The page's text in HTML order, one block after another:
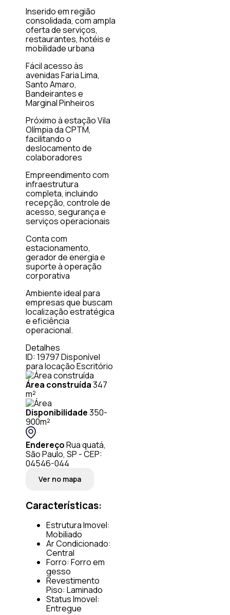
Inserido em região
consolidada, com ampla
oferta de serviços,
restaurantes, hotéis e
mobilidade urbana
Fácil acesso às
avenidas Faria Lima,
Santo Amaro,
Bandeirantes e
Marginal Pinheiros
Próximo à estação Vila
Olímpia da CPTM,
facilitando o
deslocamento de
colaboradores
Empreendimento com
infraestrutura
completa, incluindo
recepção, controle de
acesso, segurança e
serviços operacionais
Conta com
estacionamento,
gerador de energia e
suporte à operação
corporativa
Ambiente ideal para
empresas que buscam
localização estratégica
e eficiência
operacional.
Detalhes
ID: 19797Disponível
para locaçãoEscritório
Área construída347
m²
Disponibilidade350-
900m²
EndereçoRua quatá,
São Paulo, SP - CEP:
04546-044
Ver no mapa
Características:
Estrutura Imovel:
Mobiliado
Ar Condicionado:
Central
Forro: Forro em
gesso
Revestimento
Piso: Laminado
Status Imovel:
Entregue